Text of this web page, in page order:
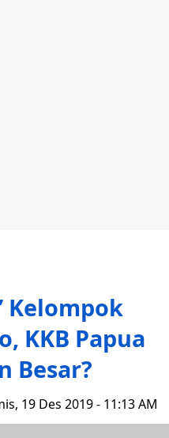
Kelompok
KKB Papua
Besar?
19 Des 2019 - 11:13 AM